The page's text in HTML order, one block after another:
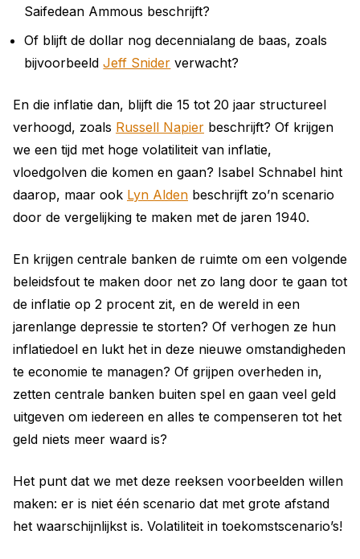
Saifedean Ammous beschrijft?
Of blijft de dollar nog decennialang de baas, zoals
bijvoorbeeldJeff Snider verwacht?
En die inflatie dan, blijft die 15 tot 20 jaar structureel
verhoogd, zoals Russell Napier beschrijft? Of krijgen
we een tijd met hoge volatiliteit van inflatie,
vloedgolven die komen en gaan? Isabel Schnabel hint
daarop, maar ook Lyn Alden beschrijft zo’n scenario
door de vergelijking te maken met de jaren 1940.
En krijgen centrale banken de ruimte om een volgende
beleidsfout te maken door net zo lang door te gaan tot
de inflatie op 2 procent zit, en de wereld in een
jarenlange depressie te storten? Of verhogen ze hun
inflatiedoel en lukt het in deze nieuwe omstandigheden
te economie te managen? Of grijpen overheden in,
zetten centrale banken buiten spel en gaan veel geld
uitgeven om iedereen en alles te compenseren tot het
geld niets meer waard is?
Het punt dat we met deze reeksen voorbeelden willen
maken: er is niet één scenario dat met grote afstand
het waarschijnlijkst is. Volatiliteit in toekomstscenario’s!